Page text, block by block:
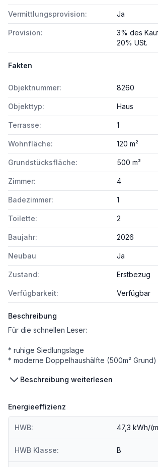
Vermittlungsprovision: Ja
Provision:
3% des
20% USt.
Fakten
Objektnummer: 8260
Objekttyp: Haus
Terrasse: 1
Wohnfläche: 120 m²
Grundstücksfläche: 500 m²
Zimmer: 4
Badezimmer: 1
Toilette: 2
Baujahr: 2026
Neubau Ja
Zustand: Erstbezug
Verfügbarkeit: Verfügbar
Beschreibung
Für die schnellen Leser:
* ruhige Siedlungslage
* moderne Doppelhaushälfte (500m² Grund) / auch als Einzelhaus
* Erstbezug/Neubau projektiert
* 2 Kinderzimmer/Gästezimmer
* Fußbodenheizung
* Doppelcarport
Beschreibung weiterlesen
Energieeffizienz
HWB: 47,3 kWh/
HWB Klasse: B